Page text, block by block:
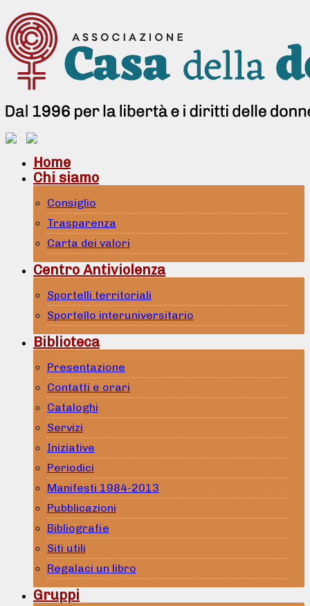
Home
Chi siamo
Consiglio
Trasparenza
Carta dei valori
Centro Antiviolenza
Sportelli territoriali
Sportello interuniversitario
Biblioteca
Presentazione
Contatti e orari
Cataloghi
Servizi
Iniziative
Periodici
Manifesti 1984-2013
Pubblicazioni
Bibliografie
Siti utili
Regalaci un libro
Gruppi